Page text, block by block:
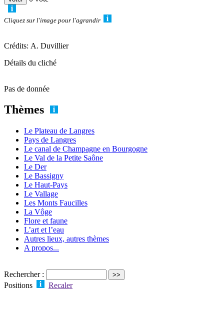
Cliquez sur l'image pour l'agrandir
Crédits: A. Duvillier
Détails du cliché
Pas de donnée
Thèmes
Le Plateau de Langres
Pays de Langres
Le canal de Champagne en Bourgogne
Le Val de la Petite Saône
Le Der
Le Bassigny
Le Haut-Pays
Le Vallage
Les Monts Faucilles
La Vôge
Flore et faune
L’art et l’eau
Autres lieux, autres thèmes
A propos...
Rechercher :
Positions
Recaler